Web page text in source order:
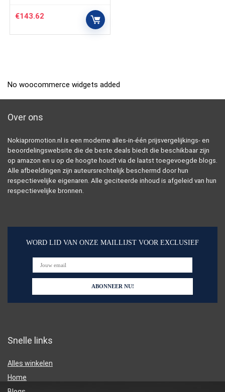
€143.62
No woocommerce widgets added
Over ons
Nokiapromotion.nl is een moderne alles-in-één prijsvergelijkings- en
beoordelingswebsite die de beste deals biedt die beschikbaar zijn
op amazon en u op de hoogte houdt via de laatst toegevoegde blogs.
Alle afbeeldingen zijn auteursrechtelijk beschermd door hun
respectievelijke eigenaren. Alle geciteerde inhoud is afgeleid van hun
respectievelijke bronnen.
WORD LID VAN ONZE MAILLIJST VOOR EXCLUSIEF
Snelle links
Alles winkelen
Home